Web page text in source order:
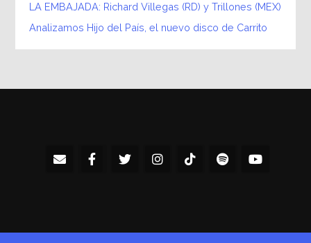
LA EMBAJADA: Richard Villegas (RD) y Trillones (MEX)
Analizamos Hijo del País, el nuevo disco de Carrito